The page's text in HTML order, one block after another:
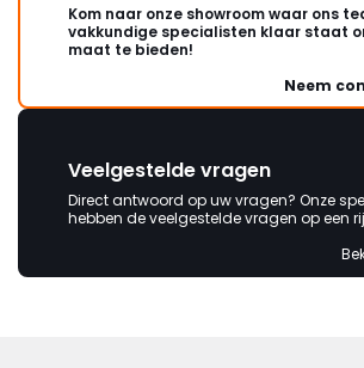
Kom naar onze showroom waar ons
vakkundige specialisten klaar staat
maat te bieden!
Neem
Veelgestelde vragen
Direct antwoord op uw vragen? Onze
hebben de veelgestelde vragen op een